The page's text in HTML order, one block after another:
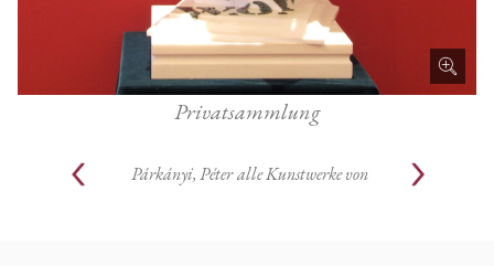
Privatsammlung
Párkányi, Péter alle Kunstwerke von